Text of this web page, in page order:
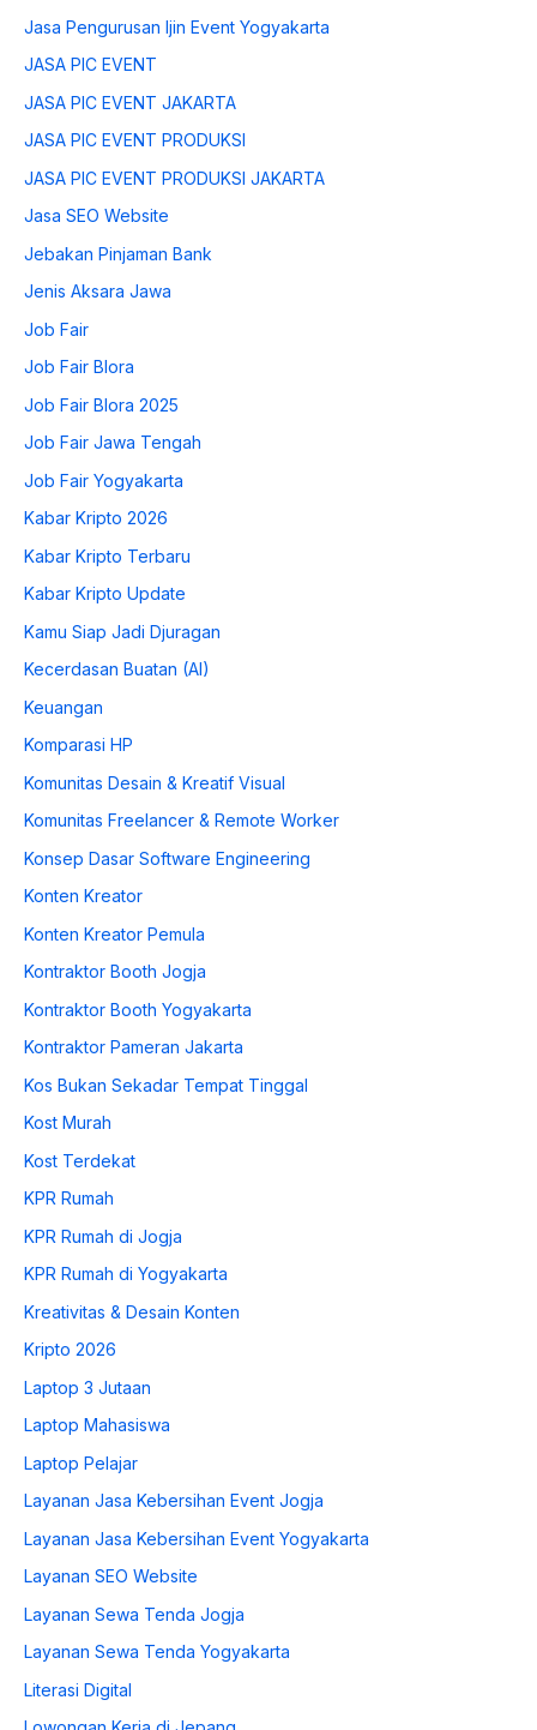
Jasa Pengurusan Ijin Event Yogyakarta
JASA PIC EVENT
JASA PIC EVENT JAKARTA
JASA PIC EVENT PRODUKSI
JASA PIC EVENT PRODUKSI JAKARTA
Jasa SEO Website
Jebakan Pinjaman Bank
Jenis Aksara Jawa
Job Fair
Job Fair Blora
Job Fair Blora 2025
Job Fair Jawa Tengah
Job Fair Yogyakarta
Kabar Kripto 2026
Kabar Kripto Terbaru
Kabar Kripto Update
Kamu Siap Jadi Djuragan
Kecerdasan Buatan (AI)
Keuangan
Komparasi HP
Komunitas Desain & Kreatif Visual
Komunitas Freelancer & Remote Worker
Konsep Dasar Software Engineering
Konten Kreator
Konten Kreator Pemula
Kontraktor Booth Jogja
Kontraktor Booth Yogyakarta
Kontraktor Pameran Jakarta
Kos Bukan Sekadar Tempat Tinggal
Kost Murah
Kost Terdekat
KPR Rumah
KPR Rumah di Jogja
KPR Rumah di Yogyakarta
Kreativitas & Desain Konten
Kripto 2026
Laptop 3 Jutaan
Laptop Mahasiswa
Laptop Pelajar
Layanan Jasa Kebersihan Event Jogja
Layanan Jasa Kebersihan Event Yogyakarta
Layanan SEO Website
Layanan Sewa Tenda Jogja
Layanan Sewa Tenda Yogyakarta
Literasi Digital